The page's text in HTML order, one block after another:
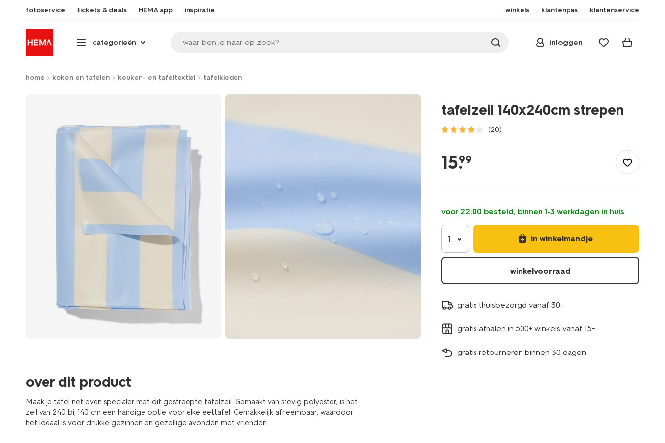
fotoservice tickets & deals HEMA app inspiratie winkels klantenpas klantenservice
categorieën waar ben je naar op zoek? inloggen
home koken en tafelen keuken- en tafeltextiel tafelkleden
over dit product
Maak je tafel net even specialer met dit gestreepte tafelzeil. Gemaakt van stevig polyester, is het
zeil van 240 bij 140 cm een handige optie voor elke eettafel. Gemakkelijk afneembaar, waardoor
het ideaal is voor drukke gezinnen en gezellige avonden met vrienden.
tafelzeil 140x240cm strepen
(20)
tafeltextiel/tafelkleden/tafelzeil-
15.
99
voor 22:00 besteld, binnen 1-3 werkdagen in huis
1 in winkelmandje
winkelvoorraad
gratis thuisbezorgd vanaf 30.-
gratis afhalen in 500+ winkels vanaf 15.-
gratis retourneren binnen 30 dagen